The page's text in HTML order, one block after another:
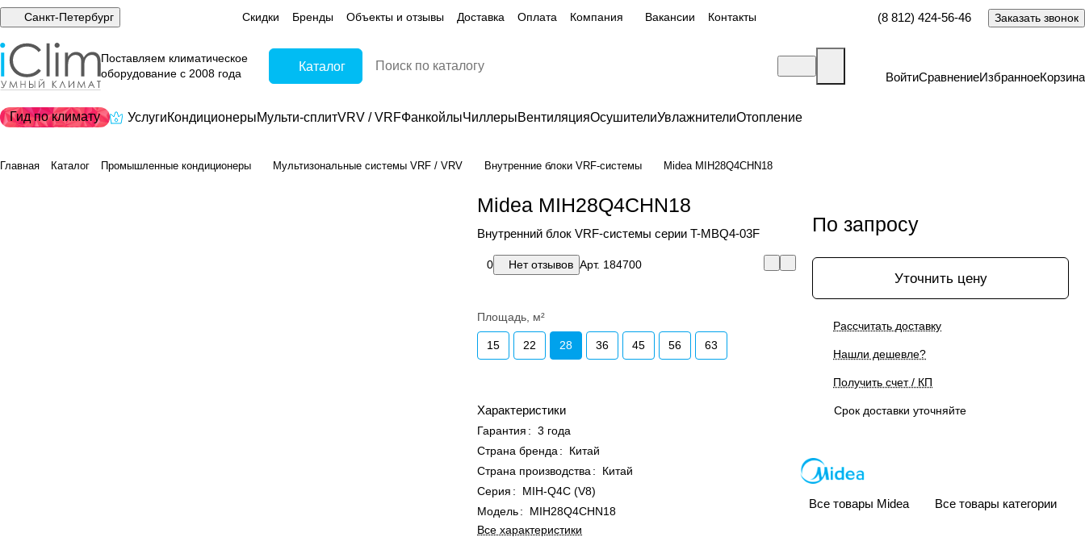
Санкт-Петербург Скидки Бренды Объекты и отзывы Доставка Оплата Компания Вакансии Контакты (8 812) 424-56-46 Заказать звонок
Поставляем климатическое
оборудование с 2008 года
Каталог
ВойтиСравнениеИзбранноеКорзина
Гид по климату УслугиКондиционерыМульти-сплитVRV / VRFФанкойлыЧиллерыВентиляцияОсушителиУвлажнителиОтопление
Главная Каталог Промышленные кондиционеры Мультизональные системы VRF / VRV Внутренние блоки VRF-системы Midea MIH28Q4CHN18
Midea MIH28Q4CHN18
Внутренний блок VRF-системы серии T-MBQ4-03F
0 Нет отзывов Арт. 184700
Площадь, м²
15 22 28 36 45 56 63
Характеристики
Гарантия : 3 года
Страна бренда :
Китай
Страна производства :
Китай
Серия :
MIH-Q4C (V8)
Модель:
MIH28Q4CHN18
Все характеристики
По запросу
Уточнить цену
Рассчитать доставку
Нашли дешевле?
Получить счет / КП
Срок доставки уточняйте
Все товары Midea Все товары категории